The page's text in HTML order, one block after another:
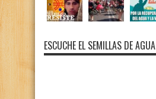
ESCUCHE EL SEMILLAS DE AGUA